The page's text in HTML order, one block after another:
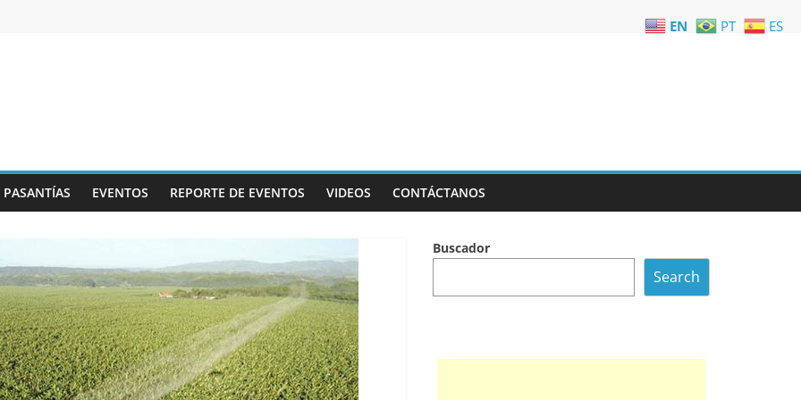
PASANTÍAS EVENTOS REPORTE DE EVENTOS VIDEOS CONTÁCTANOS
Buscador
Search
EN PT ES